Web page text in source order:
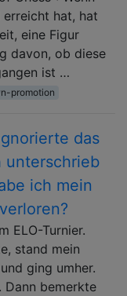
erreicht hat, hat
eine Figur
davon, ob diese
ist …
promotion
das
unterschrieb
ich mein
ELO-Turnier.
stand mein
ging umher.
Dann bemerkte